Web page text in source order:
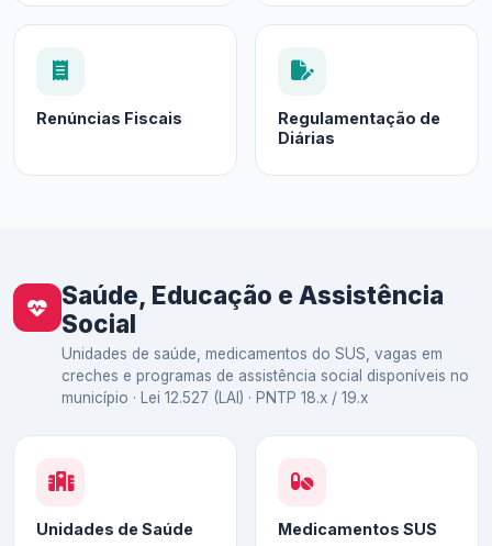
Renúncias Fiscais
Regulamentação de
Diárias
Saúde, Educação e Assistência
Social
Unidades de saúde, medicamentos do SUS, vagas em
creches e programas de assistência social disponíveis no
município · Lei 12.527 (LAI) · PNTP 18.x / 19.x
Unidades de Saúde Medicamentos SUS